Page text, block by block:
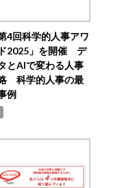
第4回科学的人事アワ
2025」を開催 デ
とAIで変わる人事
科学的人事の最
例